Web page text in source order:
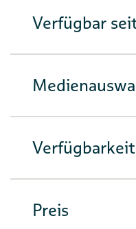
Verfügbar
Verfügbarkeit
Preis